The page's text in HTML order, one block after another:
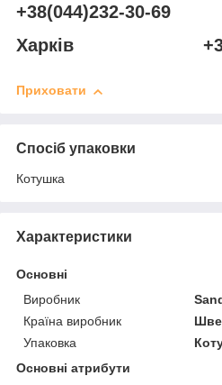
+38(044)232-30-69
Харків
Приховати
Спосіб упаковки
Котушка
Характеристики
Основні
Виробник
Країна виробник
Упаковка
Основні атрибути